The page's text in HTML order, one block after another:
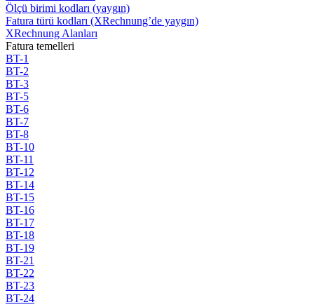
Ölçü birimi kodları (yaygın)
Fatura türü kodları (XRechnung’de yaygın)
XRechnung Alanları
Fatura temelleri
BT-1
BT-2
BT-3
BT-5
BT-6
BT-7
BT-8
BT-10
BT-11
BT-12
BT-14
BT-15
BT-16
BT-17
BT-18
BT-19
BT-21
BT-22
BT-23
BT-24